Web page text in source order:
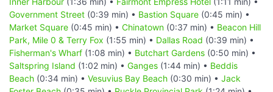
Government Street (0:39 min) • Bastion Square (0:45 min) •
Market Square (0:45 min) • Chinatown (0:37 min) • Beacon Hill
Park, Mile 0 & Terry Fox (1:55 min) • Dallas Road (0:39 min) •
Fisherman's Wharf (1:08 min) • Butchart Gardens (0:50 min) •
Saltspring Island (1:02 min) • Ganges (1:44 min) • Beddis
Beach (0:34 min) • Vesuvius Bay Beach (0:30 min) • Jack